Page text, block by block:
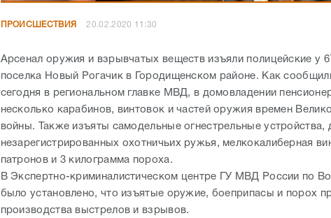
ПРОИСШЕСТВИЯ 20.02.2020 11:30
Арсенал оружия и взрывчатых веществ изъяли полицейские у
поселка Новый Рогачик в Городищенском районе. Как
сегодня в региональном главке МВД, в домовладении
несколько карабинов, винтовок и частей оружия времен
войны. Также изъяты самодельные огнестрельные устройства,
незарегистрированных охотничьих ружья, мелкокалиберная
патронов и 3 килограмма пороха.
В Экспертно-криминалистическом центре ГУ МВД России по
было установлено, что изъятые оружие, боеприпасы и порох
производства выстрелов и взрывов.